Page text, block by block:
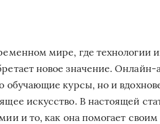
мире, где технологии
новое значение.
обучающие курсы, но и
искусство. В настоящей
и то, как она помогает